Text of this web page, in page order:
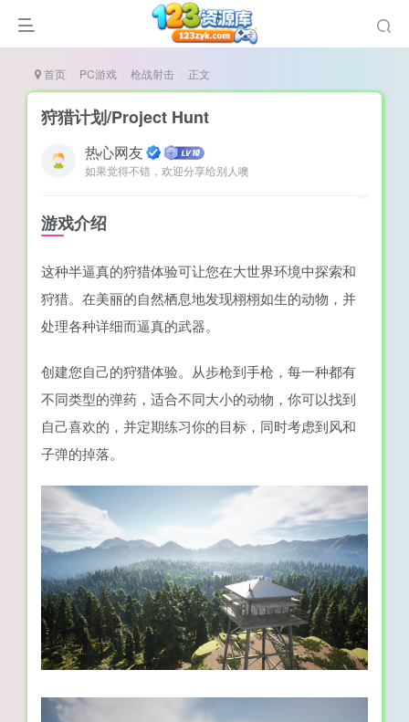
（摸鱼游戏）
首页 PC游戏 枪战射击 正文
狩猎计划/Project Hunt
热心网友
如果觉得不错，欢迎分享给别人噢
游戏介绍
这种半逼真的狩猎体验可让您在大世界环境中探索和
狩猎。在美丽的自然栖息地发现栩栩如生的动物，并
处理各种详细而逼真的武器。
创建您自己的狩猎体验。从步枪到手枪，每一种都有
不同类型的弹药，适合不同大小的动物，你可以找到
自己喜欢的，并定期练习你的目标，同时考虑到风和
子弹的掉落。